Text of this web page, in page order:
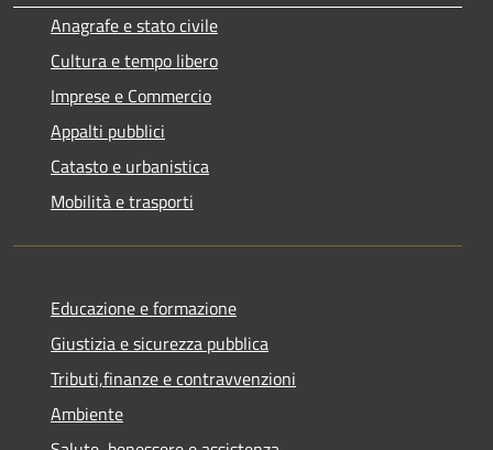
Anagrafe e stato civile
Cultura e tempo libero
Imprese e Commercio
Appalti pubblici
Catasto e urbanistica
Mobilità e trasporti
Educazione e formazione
Giustizia e sicurezza pubblica
Tributi,finanze e contravvenzioni
Ambiente